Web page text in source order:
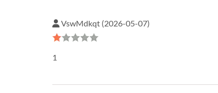
VswMdkqt (2026-05-07)
1